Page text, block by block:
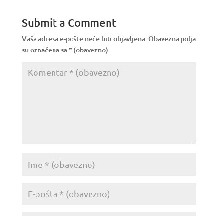
Submit a Comment
Vaša adresa e-pošte neće biti objavljena. Obavezna polja
su označena sa* (obavezno)